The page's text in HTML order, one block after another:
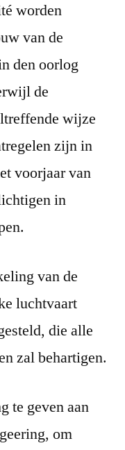
worden
van de
den oorlog
de
wijze
zijn in
voorjaar van
in
van de
luchtvaart
die alle
zal behartigen.
te geven aan
om